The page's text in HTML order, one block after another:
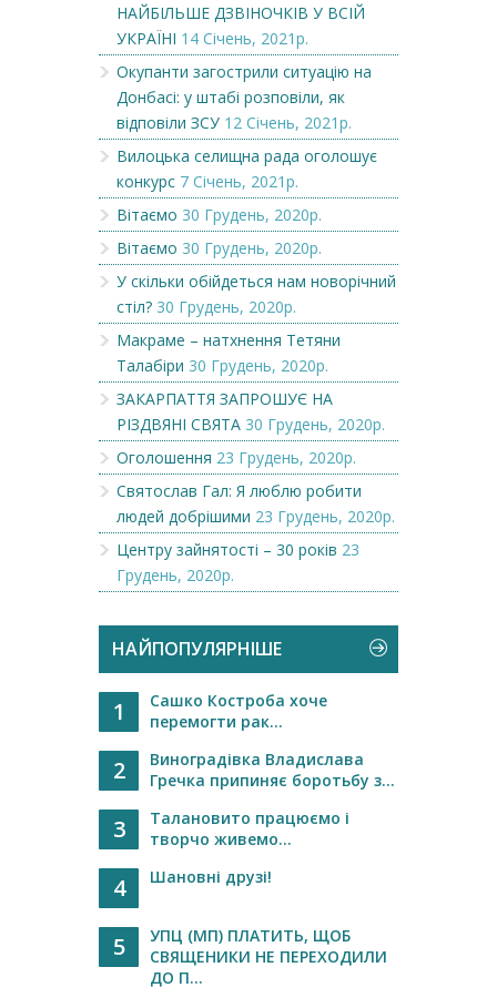
НАЙБІЛЬШЕ ДЗВІНОЧКІВ У ВСІЙ
УКРАЇНІ 14 Січень, 2021р.
Окупанти загострили ситуацію на
Донбасі: у штабі розповіли, як
відповіли ЗСУ 12 Січень, 2021р.
Вилоцька селищна рада оголошує
конкурс 7 Січень, 2021р.
Вітаємо 30 Грудень, 2020р.
Вітаємо 30 Грудень, 2020р.
У скільки обійдеться нам новорічний
стіл? 30 Грудень, 2020р.
Макраме – натхнення Тетяни
Талабіри 30 Грудень, 2020р.
ЗАКАРПАТТЯ ЗАПРОШУЄ НА
РІЗДВЯНІ СВЯТА 30 Грудень, 2020р.
Оголошення 23 Грудень, 2020р.
Святослав Гал: Я люблю робити
людей добрішими 23 Грудень, 2020р.
Центру зайнятості – 30 років 23
Грудень, 2020р.
НАЙПОПУЛЯРНІШЕ
1
Сашко Костроба хоче
перемогти рак...
2
Виноградівка Владислава
Гречка припиняє боротьбу з...
3
Талановито працюємо і
творчо живемо...
4 Шановні друзі!
5
УПЦ (МП) ПЛАТИТЬ, ЩОБ
СВЯЩЕНИКИ НЕ ПЕРЕХОДИЛИ
ДО П...